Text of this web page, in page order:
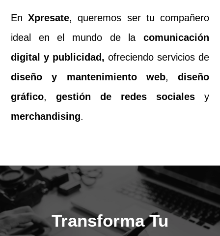
EnXpresate, queremos ser tu compañero
ideal en el mundo de la comunicación
digital y publicidad, ofreciendo servicios de
diseño y mantenimiento web, diseño
gráfico,gestión de redes socialesy
merchandising.
Transforma Tu